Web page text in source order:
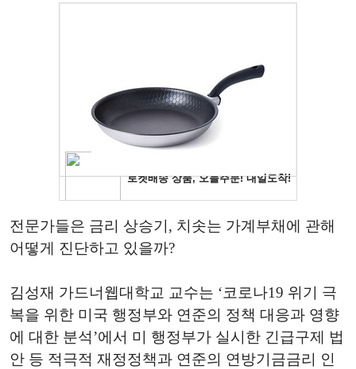
전문가들은 금리 상승기, 치솟는 가계부채에 관해
어떻게 진단하고 있을까?
김성재 가드너웹대학교 교수는 ‘코로나19 위기 극
복을 위한 미국 행정부와 연준의 정책 대응과 영향
에 대한 분석’에서 미 행정부가 실시한 긴급구제 법
안 등 적극적 재정정책과 연준의 연방기금금리 인